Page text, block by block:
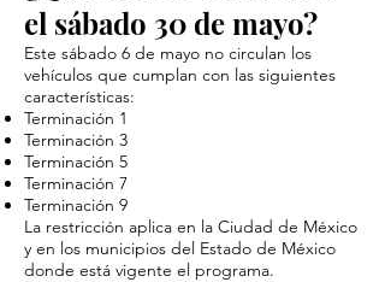
el sábado 30 de mayo?
Este sábado 6 de mayo no circulan los
vehículos que cumplan con las siguientes
características:
Terminación 1
Terminación 3
Terminación 5
Terminación 7
Terminación 9
La restricción aplica en la Ciudad de México
y en los municipios del Estado de México
donde está vigente el programa.